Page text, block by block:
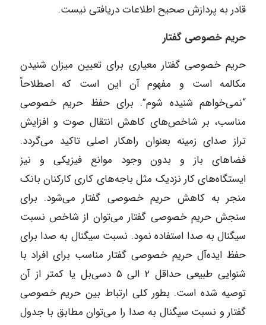
قادر به پردازش صحیح اطلاعات دریافتی نیست.
حریم خصوصی گفتار
حریم خصوصی گفتار معیاری برای تعیین میزان شنیدن
مکالمه است و مفهوم آن این است که اصطلاحاً
“نمی‌خواهم شنیده شوم”. برای حفظ حریم خصوصی
مناسب، بر شاخص‌های کاهش انتقال صوت و افزایش
تراز صدای زمینه بعنوان راهکار اصلی تاکید می‌گردد.
فضاهای باز و بدون وجود موانع فیزیکی و نیز
ایستگاه‌های کار نزدیک مثل باجه‌های کاری کارکنان بانک
منجر به کاهش حریم خصوصی گفتار می‌شود. برای
سنجش حریم خصوصی گفتار می‌توان از شاخص نسبت
سیگنال به صدا استفاده نمود. نسبت سیگنال به صدا برای
حفظ ایده‌آل حریم خصوصی گفتار مناسب برای افراد با
شنوایی طبیعی حداقل ۲ الی ۵ دسی‌بل یا کمتر از آن
توصیه شده است. بطور کلی ارتباط بین حریم خصوصی
گفتار و نسبت سیگنال به صدا را می‌توان مطابق با جدول